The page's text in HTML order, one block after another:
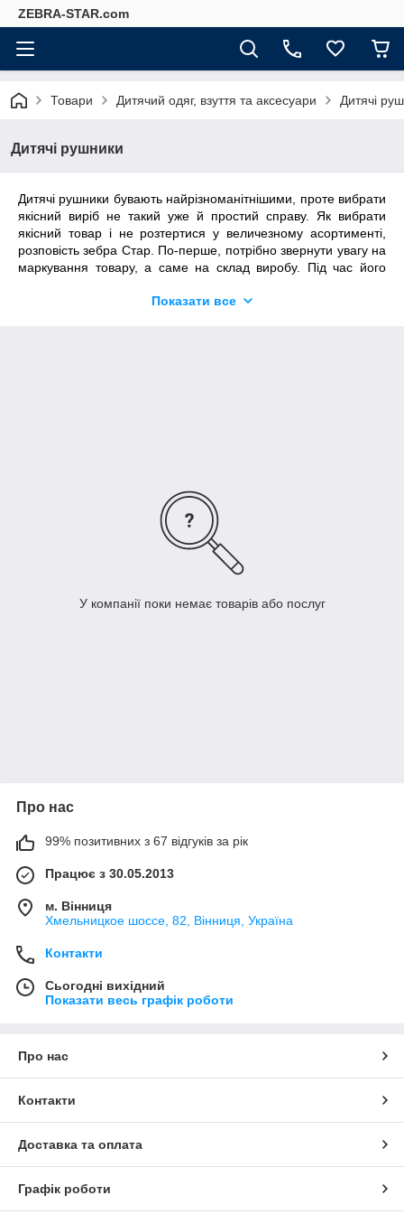
ZEBRA-STAR.com
Товари Дитячий одяг, взуття та аксесуари Дитячі
Дитячі рушники
Дитячі рушники бувають найрізноманітнішими, проте вибрати
якісний виріб не такий уже й простий справу. Як вибрати
якісний товар і не розтертися у величезному асортименті,
розповість зебра Стар. По-перше, потрібно звернути увагу на
маркування товару, а саме на склад виробу. Під час його
сировина. По-друге, оцініть довжину ворсу рушника. Він не
Показати все
У компанії поки немає товарів або послуг
Про нас
99% позитивних з 67 відгуків за рік
Працює з 30.05.2013
м. Вінниця
Хмельницкое шоссе, 82, Вінниця, Україна
Контакти
Сьогодні вихідний
Показати весь графік роботи
Про нас
Контакти
Доставка та оплата
Графік роботи